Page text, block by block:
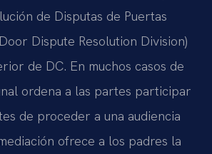
de Disputas de Puertas
Dispute Resolution Division)
de DC. En muchos casos de
ordena a las partes participar
de proceder a una audiencia
ofrece a los padres la